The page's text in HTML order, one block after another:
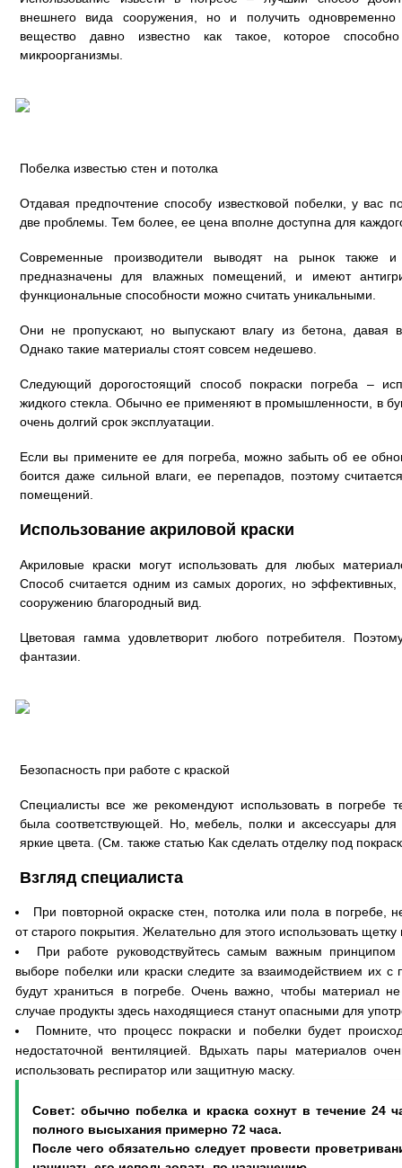
внешнего вида сооружения, но и получить одновременно
вещество давно известно как такое, которое способно
микроорганизмы.
Побелка известью стен и потолка
Отдавая предпочтение способу известковой побелки, у вас
две проблемы. Тем более, ее цена вполне доступна для
Современные производители выводят на рынок также
предназначены для влажных помещений, и имеют
функциональные способности можно считать уникальными.
Они не пропускают, но выпускают влагу из бетона, давая
Однако такие материалы стоят совсем недешево.
Следующий дорогостоящий способ покраски погреба –
жидкого стекла. Обычно ее применяют в промышленности, в
очень долгий срок эксплуатации.
Если вы примените ее для погреба, можно забыть об ее
боится даже сильной влаги, ее перепадов, поэтому
помещений.
Использование акриловой краски
Акриловые краски могут использовать для любых
Способ считается одним из самых дорогих, но эффективных,
сооружению благородный вид.
Цветовая гамма удовлетворит любого потребителя.
фантазии.
Безопасность при работе с краской
Специалисты все же рекомендуют использовать в погребе
была соответствующей. Но, мебель, полки и аксессуары
яркие цвета. (См. также статью Как сделать отделку под
Взгляд специалиста
При повторной окраске стен, потолка или пола в погребе,
от старого покрытия. Желательно для этого использовать
При работе руководствуйтесь самым важным
выборе побелки или краски следите за взаимодействием их
будут храниться в погребе. Очень важно, чтобы материал
случае продукты здесь находящиеся станут опасными для
Помните, что процесс покраски и побелки будет
недостаточной вентиляцией. Вдыхать пары материалов
использовать респиратор или защитную маску.
Совет: обычно побелка и краска сохнут в течение 24
полного высыхания примерно 72 часа.
После чего обязательно следует провести